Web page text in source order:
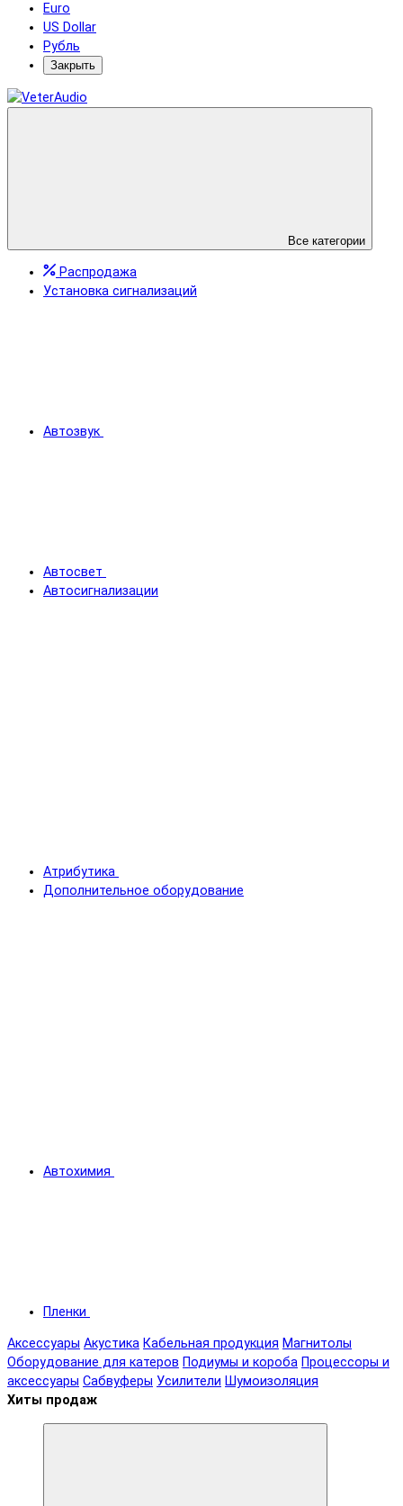
Euro
US Dollar
Рубль
Закрыть
Все категории
Распродажа
Установка сигнализаций
Автозвук
Автосвет
Автосигнализации
Атрибутика
Дополнительное оборудование
Автохимия
Пленки
Аксессуары Акустика Кабельная продукция Магнитолы
Оборудование для катеров Подиумы и короба Процессоры и
аксессуары Сабвуферы Усилители Шумоизоляция
Хиты продаж